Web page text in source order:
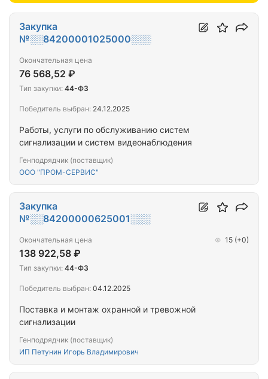
Работы, услуги по обслуживанию систем
сигнализации и систем видеонаблюдения
Генподрядчик (поставщик)
ООО "ПРОМ-СЕРВИС"
Закупка
№░░84200001025000░░░
Окончательная цена
76 568,52 ₽
Тип закупки: 44-ФЗ
Победитель выбран: 24.12.2025
Поставка и монтаж охранной и тревожной
сигнализации
Генподрядчик (поставщик)
ИП Петунин Игорь Владимирович
Закупка
№░░84200000625001░░░
Окончательная цена
138 922,58 ₽
15 (+0)
Тип закупки: 44-ФЗ
Победитель выбран: 04.12.2025